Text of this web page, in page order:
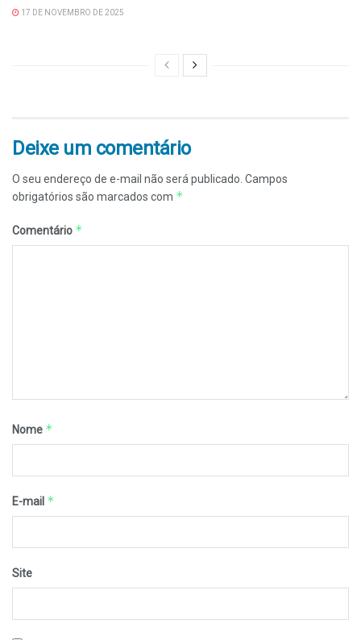
17 DE NOVEMBRO DE 2025
Deixe um comentário
O seu endereço de e-mail não será publicado. Campos
obrigatórios são marcados com *
Comentário *
Nome *
E-mail *
Site